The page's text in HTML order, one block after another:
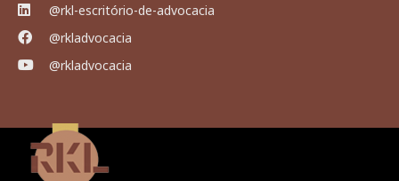
@rkl-escritório-de-advocacia
@rkladvocacia
@rkladvocacia